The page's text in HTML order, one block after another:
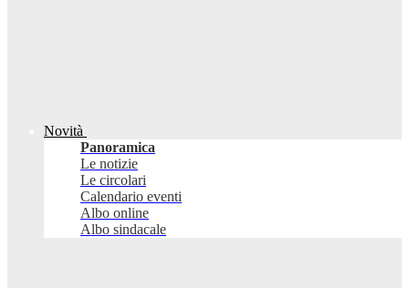
Novità
Panoramica
Le notizie
Le circolari
Calendario eventi
Albo online
Albo sindacale